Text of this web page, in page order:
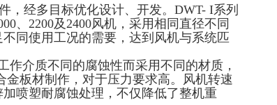
，经多目标优化设计、开发。DWT- I系列
、2200及2400风机，采用相同直径不同
同使用工况的需要，达到风机与系统匹
介质不同的腐蚀性而采用不同的材质，
金板材制作，对于压力要求高。风机转速
喷塑耐腐蚀处理，不仅降低了整机重